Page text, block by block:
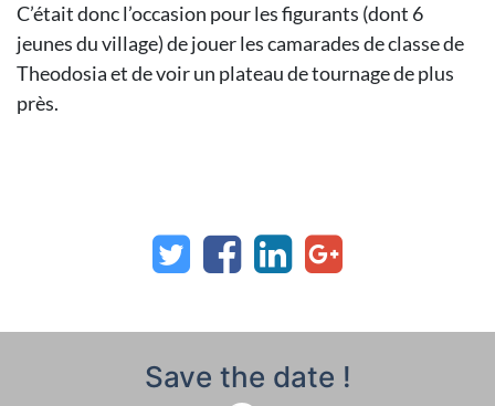
C’était donc l’occasion pour les figurants (dont 6
jeunes du village) de jouer les camarades de classe de
Theodosia et de voir un plateau de tournage de plus
près.
Save the date !